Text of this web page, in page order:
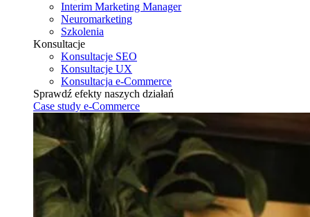
Interim Marketing Manager
Neuromarketing
Szkolenia
Konsultacje
Konsultacje SEO
Konsultacje UX
Konsultacja e-Commerce
Sprawdź efekty naszych działań
Case study e-Commerce